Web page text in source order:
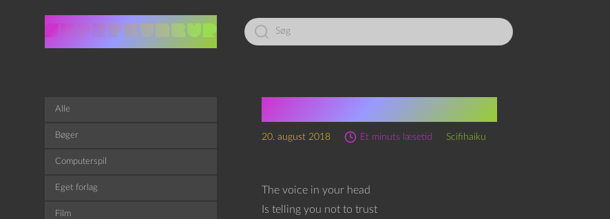
Led
efter:
20. august 2018 Et minuts læsetid Scifihaiku
The voice in your head
Is telling you not to trust
Alle
Bøger
Computerspil
Eget forlag
Film